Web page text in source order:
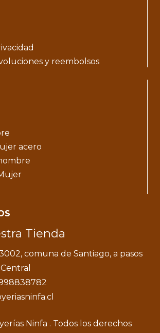
y reembolsos
acero
Tienda
comuna de Santiago, a pasos
Ninfa . Todos los derechos